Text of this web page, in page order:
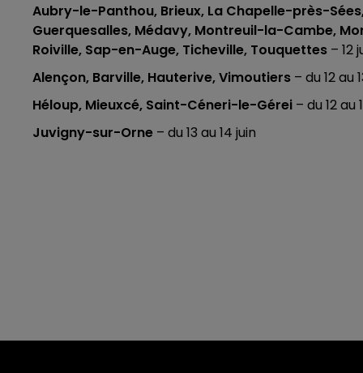
Aubry-le-Panthou, Brieux, La Chapelle-près-
Guerquesalles, Médavy, Montreuil-la-Cambe,
Roiville, Sap-en-Auge, Ticheville, Touquettes – 12
Alençon, Barville, Hauterive, Vimoutiers – du 12 au
Héloup, Mieuxcé, Saint-Céneri-le-Gérei – du 12 au
Juvigny-sur-Orne – du 13 au 14 juin